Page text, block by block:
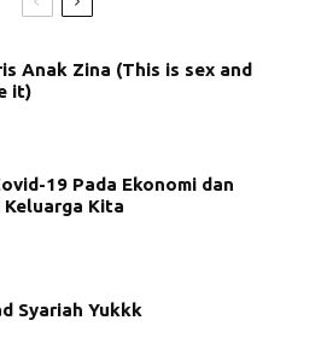
Anak Zina (This is sex and
it)
19 Pada Ekonomi dan
Keluarga Kita
Syariah Yukkk